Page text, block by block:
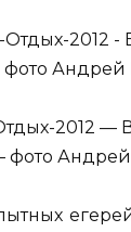
2012 —
фото